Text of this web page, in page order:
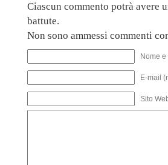
Ciascun commento potrà avere
battute.
Non sono ammessi commenti
Nome
E-mail
Sito